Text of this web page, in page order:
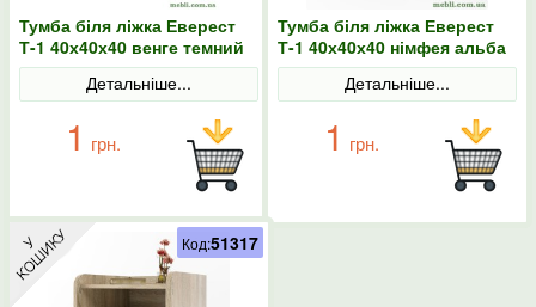
Тумба біля ліжка Еверест
Т-1 40х40х40 венге темний
Детальніше...
1 грн.
Тумба біля ліжка Еверест
Т-1 40х40х40 німфея альба
Детальніше...
1 грн.
Код:51317